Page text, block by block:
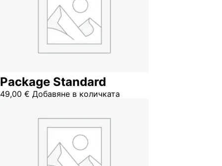
Package Standard
49,00 € Добавяне в количката